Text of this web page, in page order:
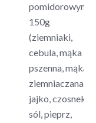
pomidorowym
150g
(ziemniaki,
cebula, mąka
pszenna, mąka
ziemniaczana,
jajko, czosnek,
sól, pieprz,